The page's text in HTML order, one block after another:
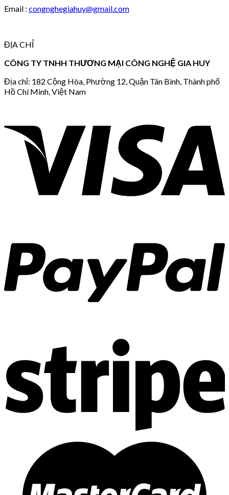
Email : congnghegiahuy@gmail.com
ĐỊA CHỈ
CÔNG TY TNHH THƯƠNG MẠI CÔNG NGHỆ GIA HUY
Địa chỉ: 182 Cộng Hòa, Phường 12, Quận Tân Bình, Thành phố
Hồ Chí Minh, Việt Nam